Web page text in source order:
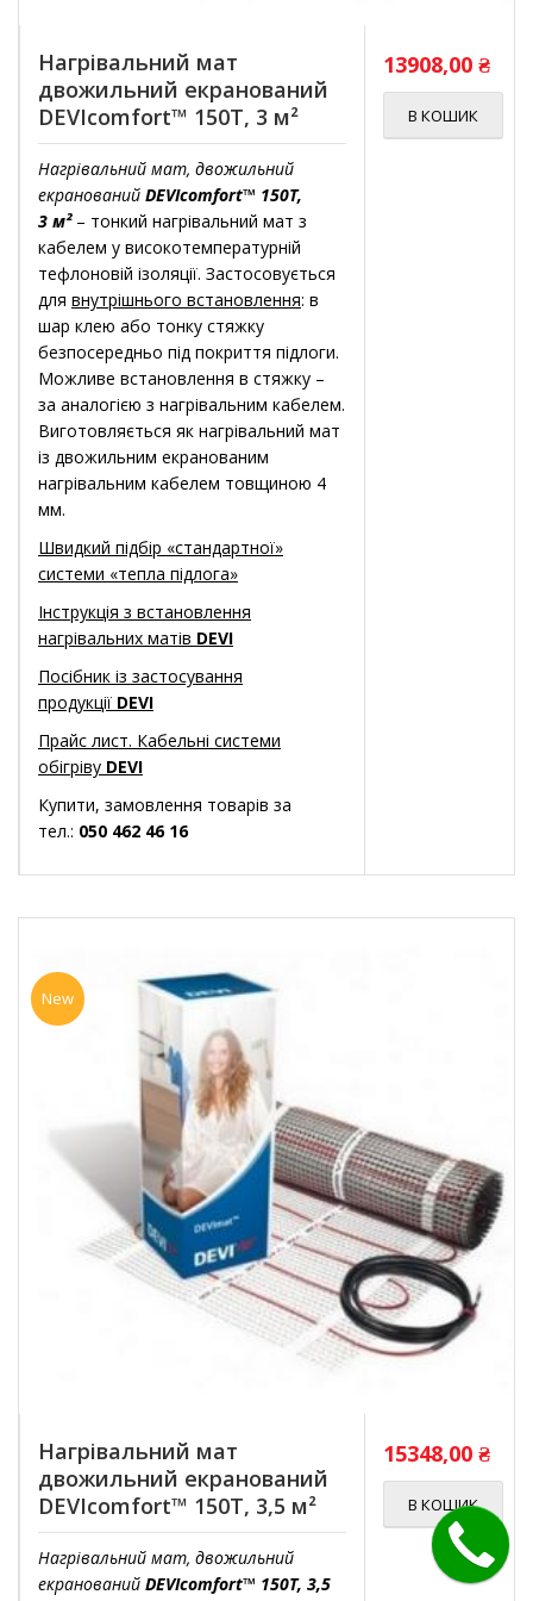
Нагрівальний мат
двожильний екранований
DEVIcomfort™ 150T, 3 м²
Нагрівальний мат, двожильний
екранований DEVIcomfort™ 150T,
3 м² – тонкий нагрівальний мат з
кабелем у високотемпературній
тефлоновій ізоляції. Застосовується
для внутрішнього встановлення: в
шар клею або тонку стяжку
безпосередньо під покриття підлоги.
Можливе встановлення в стяжку –
за аналогією з нагрівальним кабелем.
Виготовляється як нагрівальний мат
із двожильним екранованим
нагрівальним кабелем товщиною 4
мм.
Швидкий підбір «стандартної»
системи «тепла підлога»
Інструкція з встановлення
нагрівальних матів DEVI
Посібник із застосування
продукції DEVI
Прайс лист. Кабельні системи
обігріву DEVI
Купити, замовлення товарів за
тел.: 050 462 46 16
13908,00₴
В КОШИК
New
Нагрівальний мат
двожильний екранований
DEVIcomfort™ 150T, 3,5 м²
Нагрівальний мат, двожильний
екранований DEVIcomfort™ 150T, 3,5
15348,00₴
В КОШИК